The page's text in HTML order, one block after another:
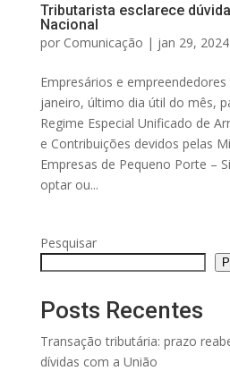
Tributarista esclarece
Nacional
por Comunicação | jan 29, 2024
Empresários e
janeiro, último dia útil do mês,
Regime Especial Unificado de
e Contribuições devidos pelas
Empresas de Pequeno Porte –
optar ou...
Pesquisar
Posts Recentes
Transação tributária: prazo
dívidas com a União